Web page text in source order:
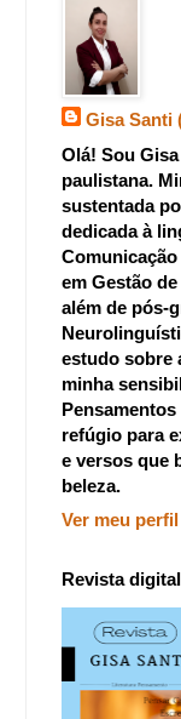
Gisa Santi
Olá! Sou
paulistana.
sustentada
dedicada à
em Gestão
além de pós-
estudo sobre
minha
refúgio para
e versos que
beleza.
Ver meu
Revista digital